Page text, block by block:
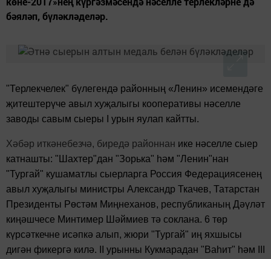
бәяләп, бүләкләделәр.
"Терлекчелек" бүлегендә районның «Ленин» исемендәге
җитештерүче авыл хуҗалыгы кооперативы нәселле
заводы савым сыеры урын яулап кайтты.
Хәбәр иткәнебезчә, биредә районнан ике нәселле сыер
катнашты: "Шахтер"дан "Зорька" һәм "Ленин"нан
"Тургай" кушаматлы сыерларга Россия Федерациясенең
авыл хуҗалыгы министры Александр Ткачев, Татарстан
Президенты Рөстәм Миңнеханов, республиканың Дәүләт
киңәшчесе Минтимер Шәймиев тә соклана. 6 төр
күрсәткечне исәпкә алып, жюри "Тургай" иң яхшысы
дигән фикергә килә.
урынны Кукмарадан "Ваһит" һәм